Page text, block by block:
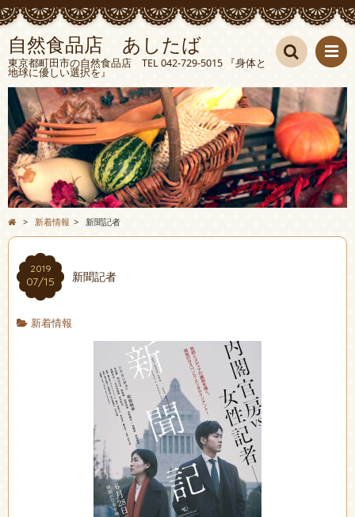
自然食品店 あしたば
東京都町田市の自然食品店 TEL 042-729-5015 『身体と
地球に優しい選択を』 検索
> 新着情報 > 新聞記者
2019
07/15 新聞記者
新着情報